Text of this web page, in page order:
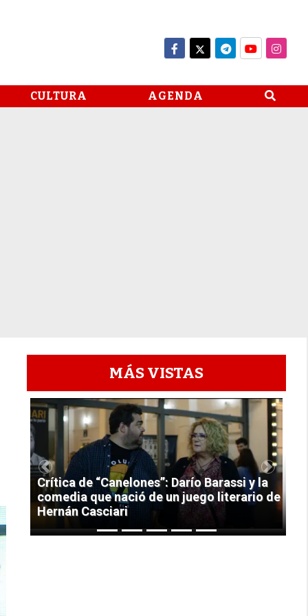
CULTURA AGENDA
MÁS VISTAS
1
Crítica de “Canelones”: Darío Barassi y la
comedia que nació de un juego literario de
Hernán Casciari
Previous Next